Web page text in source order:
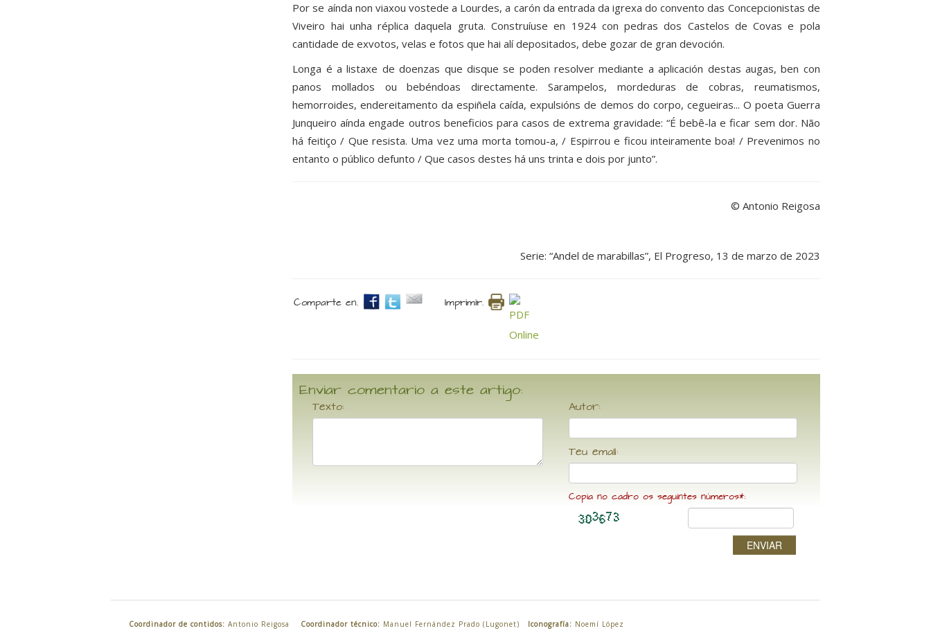
Por se aínda non viaxou vostede a Lourdes, a carón da entrada da igrexa do convento das Concepcionistas de
Viveiro hai unha réplica daquela gruta. Construíuse en 1924 con pedras dos Castelos de Covas e pola
cantidade de exvotos, velas e fotos que hai alí depositados, debe gozar de gran devoción.
Longa é a listaxe de doenzas que disque se poden resolver mediante a aplicación destas augas, ben con
panos mollados ou bebéndoas directamente. Sarampelos, mordeduras de cobras, reumatismos,
hemorroides, endereitamento da espiñela caída, expulsións de demos do corpo, cegueiras... O poeta Guerra
Junqueiro aínda engade outros beneficios para casos de extrema gravidade: “É bebê-la e ficar sem dor. Não
há feitiço / Que resista. Uma vez uma morta tomou-a, / Espirrou e ficou inteiramente boa! / Prevenimos no
entanto o público defunto / Que casos destes há uns trinta e dois por junto”.
© Antonio Reigosa
Serie: “Andel de marabillas”, El Progreso, 13 de marzo de 2023
Comparte en. Imprimir.
Enviar comentario a este artigo:
Texto: Autor:
Teu email:
Copia no cadro os seguintes números*:
ENVIAR
Coordinador de contidos: Antonio Reigosa Coordinador técnico: Manuel Fernández Prado (Lugonet) Iconografía: Noemí López